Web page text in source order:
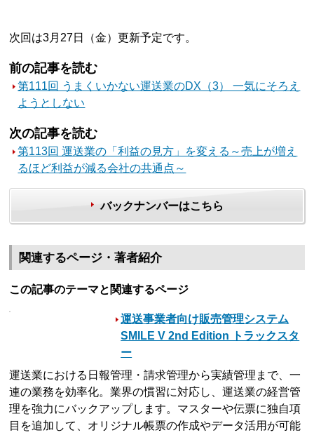
次回は3月27日（金）更新予定です。
前の記事を読む
第111回 うまくいかない運送業のDX（3） 一気にそろえ
ようとしない
次の記事を読む
第113回 運送業の「利益の見方」を変える～売上が増え
るほど利益が減る会社の共通点～
バックナンバーはこちら
関連するページ・著者紹介
この記事のテーマと関連するページ
運送事業者向け販売管理システム
SMILE V 2nd Edition トラックスタ
ー
運送業における日報管理・請求管理から実績管理まで、一
連の業務を効率化。業界の慣習に対応し、運送業の経営管
理を強力にバックアップします。マスターや伝票に独自項
目を追加して、オリジナル帳票の作成やデータ活用が可能